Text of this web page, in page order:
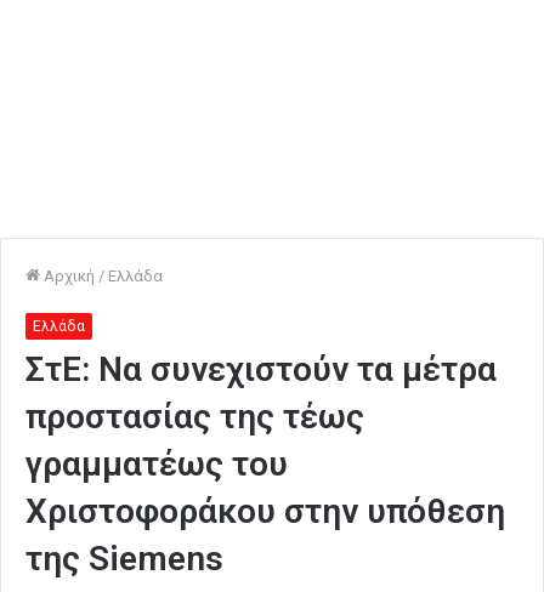
Αρχική / Ελλάδα
Ελλάδα
ΣτΕ: Να συνεχιστούν τα μέτρα
προστασίας της τέως
γραμματέως του
Χριστοφοράκου στην υπόθεση
της Siemens